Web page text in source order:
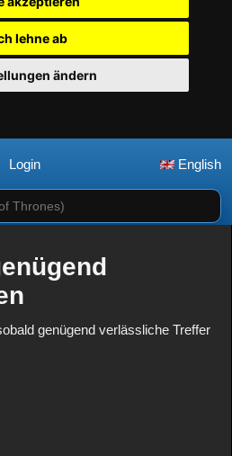
lehne ab
ändern
Login English
genügend verlässliche Treffer